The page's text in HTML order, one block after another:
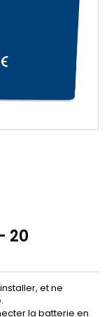
20
et ne
la batterie en